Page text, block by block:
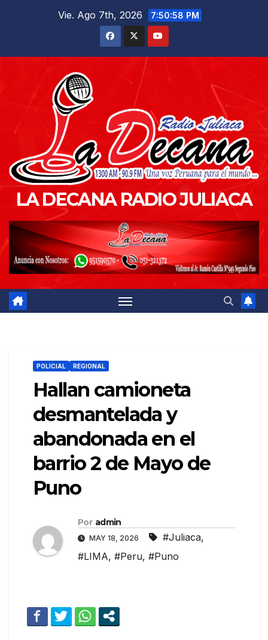
Vie. Ago 7th, 2026 7:51:00 PM
LA DECANA RADIO JULIACA
POLICIAL REGIONAL
Hallan camioneta
desmantelada y
abandonada en el
barrio 2 de Mayo de
Puno
Por admin
MAY 18, 2026 #Juliaca,
#LIMA, #Peru, #Puno